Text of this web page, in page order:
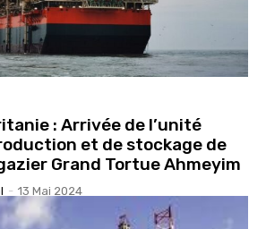
: Arrivée de l’unité
et de stockage de
Grand Tortue Ahmeyim
- 13 Mai 2024